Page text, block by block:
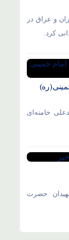
و عراق در
کرد.
(ره)
خامنه‌ای
حضرت